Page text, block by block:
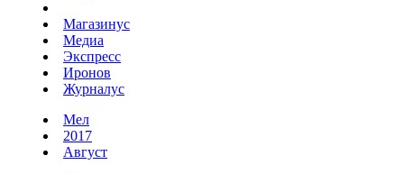
Магазинус
Медиа
Экспресс
Иронов
Журналус
Мел
2017
Август